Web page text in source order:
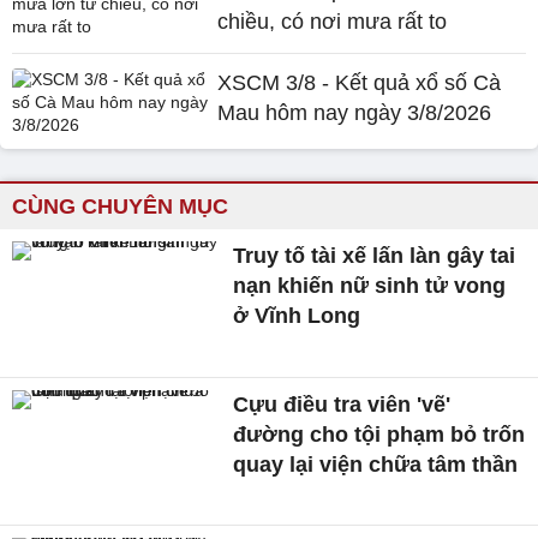
chiều, có nơi mưa rất to
XSCM 3/8 - Kết quả xổ số Cà
Mau hôm nay ngày 3/8/2026
CÙNG CHUYÊN MỤC
Truy tố tài xế lấn làn gây tai
nạn khiến nữ sinh tử vong
ở Vĩnh Long
Cựu điều tra viên 'vẽ'
đường cho tội phạm bỏ trốn
quay lại viện chữa tâm thần